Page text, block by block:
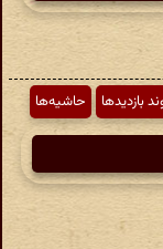
بازدیدها حاشیه‌ها